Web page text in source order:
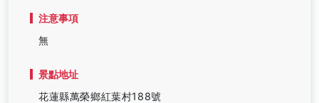
注意事項
無
景點地址
花蓮縣萬榮鄉紅葉村188號